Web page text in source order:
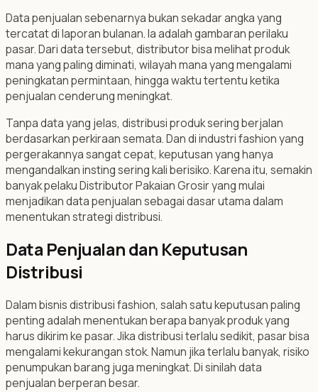
Data penjualan sebenarnya bukan sekadar angka yang
tercatat di laporan bulanan. Ia adalah gambaran perilaku
pasar. Dari data tersebut, distributor bisa melihat produk
mana yang paling diminati, wilayah mana yang mengalami
peningkatan permintaan, hingga waktu tertentu ketika
penjualan cenderung meningkat.
Tanpa data yang jelas, distribusi produk sering berjalan
berdasarkan perkiraan semata. Dan di industri fashion yang
pergerakannya sangat cepat, keputusan yang hanya
mengandalkan insting sering kali berisiko. Karena itu, semakin
banyak pelaku Distributor Pakaian Grosir yang mulai
menjadikan data penjualan sebagai dasar utama dalam
menentukan strategi distribusi.
Data Penjualan dan Keputusan
Distribusi
Dalam bisnis distribusi fashion, salah satu keputusan paling
penting adalah menentukan berapa banyak produk yang
harus dikirim ke pasar. Jika distribusi terlalu sedikit, pasar bisa
mengalami kekurangan stok. Namun jika terlalu banyak, risiko
penumpukan barang juga meningkat. Di sinilah data
penjualan berperan besar.